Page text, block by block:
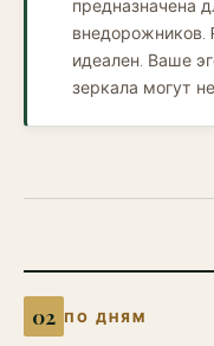
предназначена
внедорожников.
идеален. Ваше
зеркала могут
ПО ДНЯМ